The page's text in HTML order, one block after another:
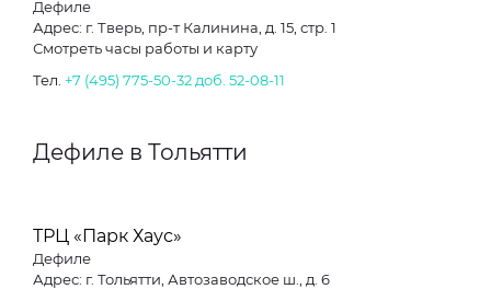
Дефиле
Адрес: г. Тверь, пр-т Калинина, д. 15, стр. 1
Смотреть часы работы и карту
Тел. +7 (495) 775-50-32 доб. 52-08-11
Дефиле в Тольятти
ТРЦ «Парк Хаус»
Дефиле
Адрес: г. Тольятти, Автозаводское ш., д. 6